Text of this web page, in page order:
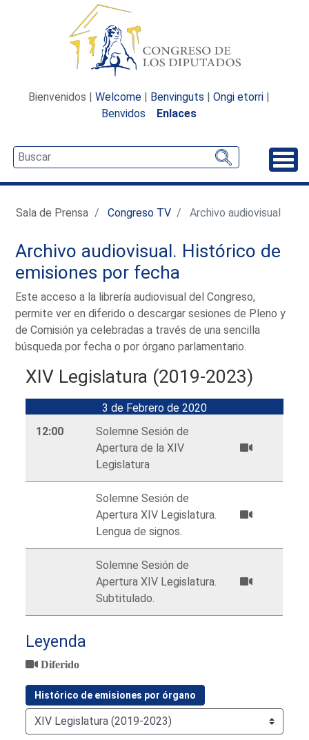
Bienvenidos | Welcome | Benvinguts | Ongi etorri |
Benvidos
Enlaces
Sala de Prensa Congreso TV Archivo audiovisual
Archivo audiovisual. Histórico de
emisiones por fecha
Este acceso a la librería audiovisual del Congreso,
permite ver en diferido o descargar sesiones de Pleno y
de Comisión ya celebradas a través de una sencilla
búsqueda por fecha o por órgano parlamentario.
XIV Legislatura (2019-2023)
3 de Febrero de 2020
12:00
Solemne Sesión de
Apertura de la XIV
Legislatura
Solemne Sesión de
Apertura XIV Legislatura.
Lengua de signos.
Solemne Sesión de
Apertura XIV Legislatura.
Subtitulado.
Leyenda
Diferido
Histórico de emisiones por órgano